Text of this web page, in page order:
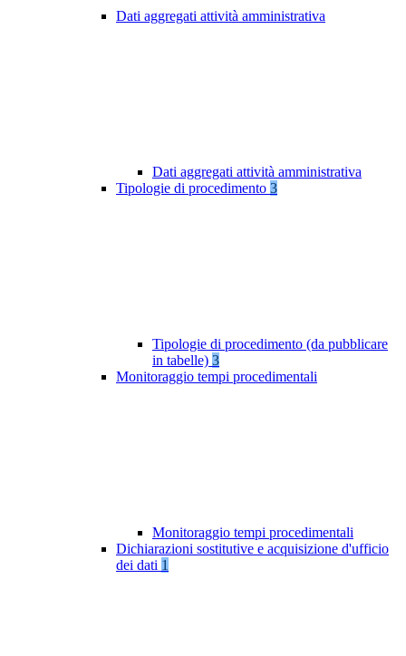
Dati aggregati attività amministrativa
Dati aggregati attività amministrativa
Tipologie di procedimento 3
Tipologie di procedimento (da pubblicare
in tabelle) 3
Monitoraggio tempi procedimentali
Monitoraggio tempi procedimentali
Dichiarazioni sostitutive e acquisizione d'ufficio
dei dati 1